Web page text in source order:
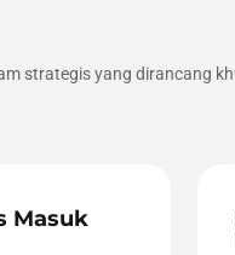
strategis yang dirancang
Masuk